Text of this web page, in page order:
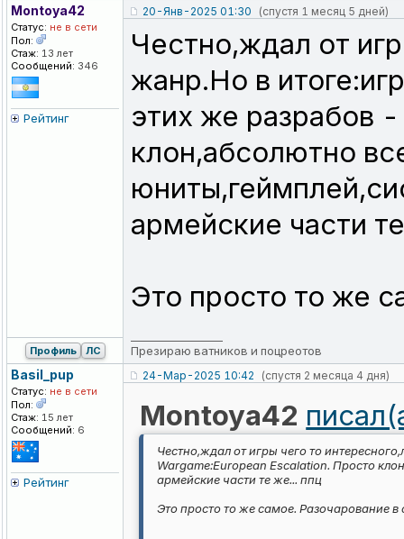
Montoya42
Статус: не в сети
Пол:
Стаж: 13 лет
Сообщений: 346
Рейтинг
20-Янв-2025 01:30 (спустя 1 месяц 5 дней)
Честно,ждал от
жанр.Но в
этих же разрабов
клон,абсолютно
армейские части
Это просто то же
Презираю ватников и поцреотов
Профиль ЛС
Basil_pup
Статус: не в сети
Пол:
Стаж: 15 лет
Сообщений: 6
Рейтинг
24-Мар-2025 10:42 (спустя 2 месяца 4 дня)
Montoya42
Честно,ждал от игры чего то
Wargame:European Escalation. Просто
армейские части те же... ппц
Это просто то же самое. Разочарование